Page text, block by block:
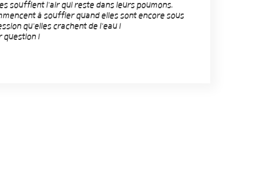
soufflent l'air qui reste dans leurs poumons.
à souffler quand elles sont encore sous
qu'elles crachent de l'eau !
question !